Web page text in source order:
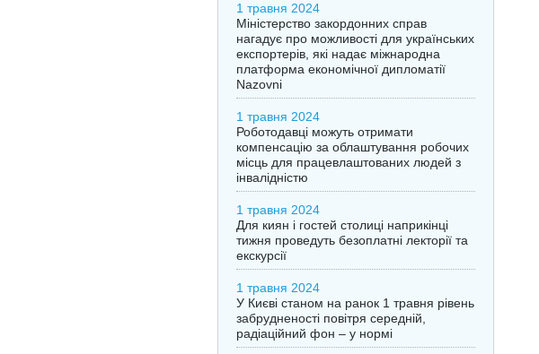
1 травня 2024
Міністерство закордонних справ
нагадує про можливості для українських
експортерів, які надає міжнародна
платформа економічної дипломатії
Nazovni
1 травня 2024
Роботодавці можуть отримати
компенсацію за облаштування робочих
місць для працевлаштованих людей з
інвалідністю
1 травня 2024
Для киян і гостей столиці наприкінці
тижня проведуть безоплатні лекторії та
екскурсії
1 травня 2024
У Києві станом на ранок 1 травня рівень
забрудненості повітря середній,
радіаційний фон – у нормі